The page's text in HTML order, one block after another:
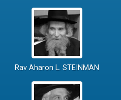
Rav Aharon L. STEINMAN